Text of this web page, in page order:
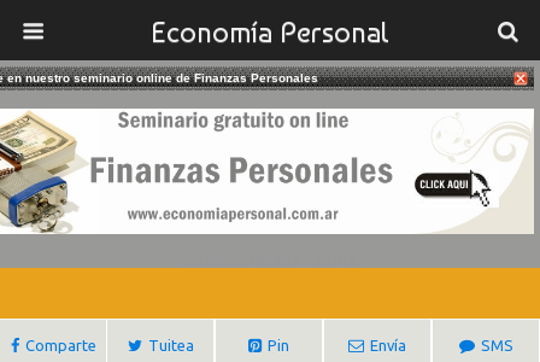
Economía Personal
21/07/2017
Santa Cruz: Por Un Piquete Sinopec
Frena Inversión Millonaria
Comparte Tuitea Pin Envía SMS
en nuestro seminario online de Finanzas Personales